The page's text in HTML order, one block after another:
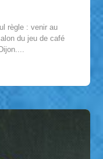
règle : venir au
du jeu de café